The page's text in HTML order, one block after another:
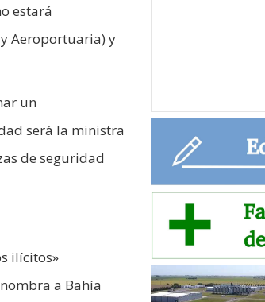
estará
Aeroportuaria) y
un
será la ministra
de seguridad
ilícitos»
a Bahía